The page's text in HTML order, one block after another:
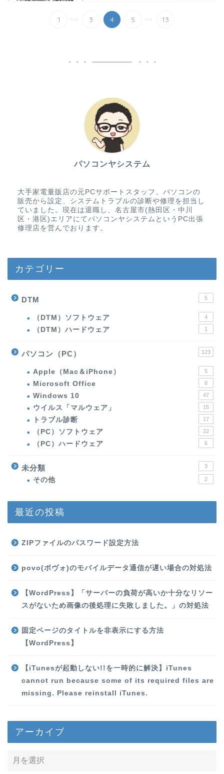
1 ... 3 4 5 ... 13
パソコンヤシステム
大手家電量販店の元PCサポートスタッフ。パソコンの
販売から設定、システムトラブルの診断や修理を担当し
ていました。現在は退職し、名古屋市(熱田区・中川
区・港区)エリアにてパソコンヤシステムというPC出張
修理店を営んでおります。
カテゴリー
DTM 5
（DTM）ソフトウェア 4
（DTM）ハードウェア 1
パソコン（PC） 123
Apple（Mac＆iPhone） 5
Microsoft Office 8
Windows 10 47
ウイルス「マルウェア」 15
トラブル診断 17
（PC）ソフトウェア 22
（PC）ハードウェア 6
未分類 3
その他 2
最近の投稿
ZIPファイルのパスワード設定方法
povo(ポヴォ)のモバイルデータ通信が遅い場合の対処法
【WordPress】「サーバーの負荷が高いか十分なリソー
スがないため画像の後処理に失敗しました。」の対処法
固定ページのタイトルを非表示にする方法
【WordPress】
【iTunesが起動しない!!を一時的に解決】iTunes
cannot run because some of its required files are
missing. Please reinstall iTunes.
アーカイブ